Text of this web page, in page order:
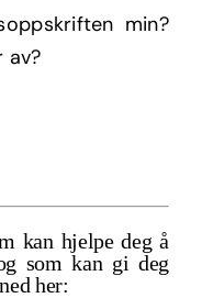
min?
av?
kan hjelpe deg å
som kan gi deg
her: